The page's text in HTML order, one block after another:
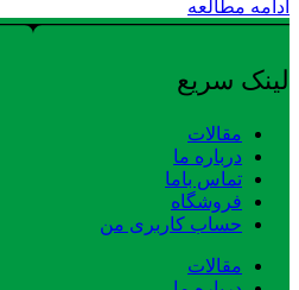
ادامه مطالعه
لینک سریع
مقالات
درباره ما
تماس باما
فروشگاه
حساب کاربری من
مقالات